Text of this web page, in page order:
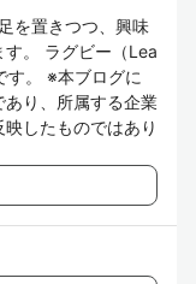
を置きつつ、興味
。 ラグビー（Lea
す。 ※本ブログに
り、所属する企業
したものではあり